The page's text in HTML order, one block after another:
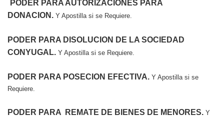
PODER PARA AUTORIZACIONES PARA
DONACION. Y Apostilla si se Requiere.
PODER PARA DISOLUCION DE LA SOCIEDAD
CONYUGAL. Y Apostilla si se Requiere.
PODER PARA POSECION EFECTIVA. Y Apostilla si se
Requiere.
PODER PARA REMATE DE BIENES DE MENORES. Y